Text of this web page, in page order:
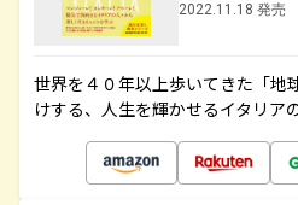
2022.11.18 発売
世界を４０年以上歩いてきた「地
けする、人生を輝かせるイタリア